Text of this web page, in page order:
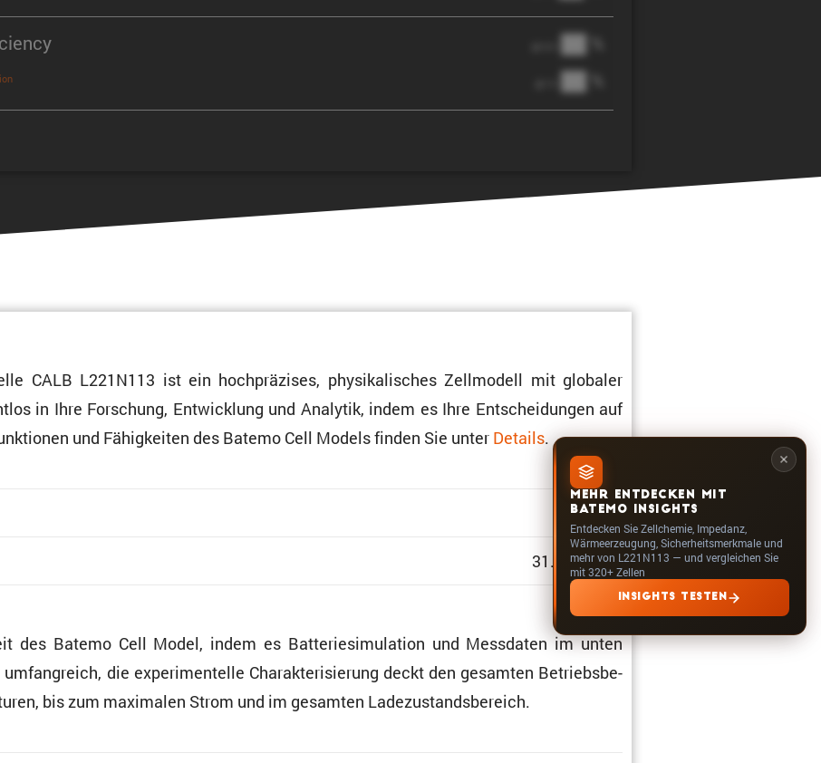
██ %
██ %
MEHR ENTDECKEN MIT
BATEMO INSIGHTS
Entdecken Sie Zellchemie, Impedanz,
Wärmeerzeugung, Sicherheitsmerkmale und
mehr von L221N113 — und vergleichen Sie
mit 320+ Zellen
INSIGHTS TESTEN
CALB L221N113 ist ein hochprä­zises, physi­ka­li­sches Zellmo­dell mit globaler
in Ihre Forschung, Entwick­lung und Analytik, indem es Ihre Entschei­dungen auf
und Fähig­keiten des Batemo Cell Models finden Sie unter Details.
1.312
31.12.2023
des Batemo Cell Model, indem es Batte­rie­si­mu­la­tion und Messdaten im unten
die experi­men­telle Charak­te­ri­sie­rung deckt den gesamten Betriebs­be­
bis zum maximalen Strom und im gesamten Ladezustandsbereich.